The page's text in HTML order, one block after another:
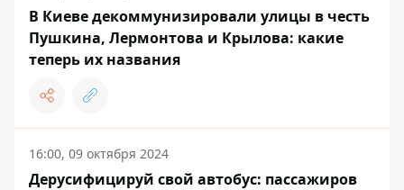
В Киеве декоммунизировали улицы в честь
Пушкина, Лермонтова и Крылова: какие
теперь их названия
16:00, 09 октября 2024
Дерусифицируй свой автобус: пассажиров